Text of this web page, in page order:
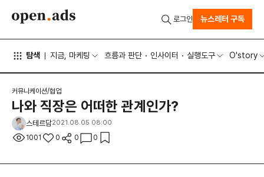
탐색 지금, 마케팅 흐름과 판단 인사이터 실행도구 O'story
로그인 뉴스레터 구독
커뮤니케이션/협업
나와 직장은 어떠한 관계인가?
스테르담2021.08.05 08:00
1001 0 0 0